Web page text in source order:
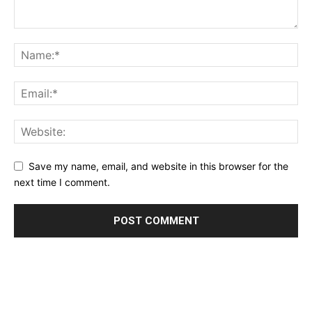
Save my name, email, and website in this browser for the
next time I comment.